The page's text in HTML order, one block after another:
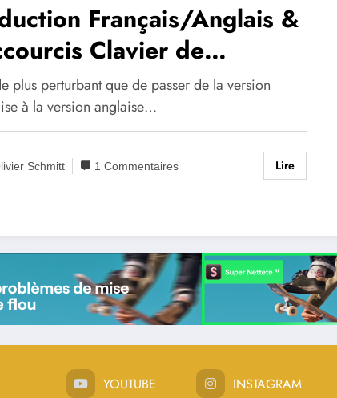
Français/Anglais &
Clavier de
plus perturbant que de passer de la version
à la version anglaise…
Schmitt 1 Commentaires Lire
YOUTUBE INSTAGRAM